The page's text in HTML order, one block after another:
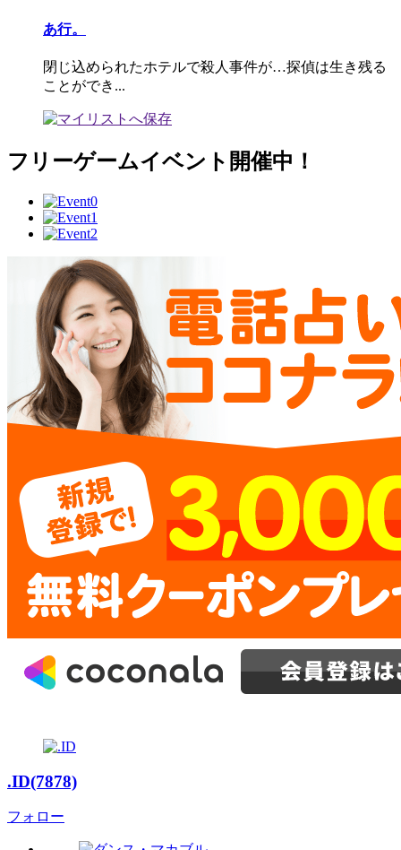
あ行。
閉じ込められたホテルで殺人事件が…探偵は生き残る
ことができ...
フリーゲームイベント開催中！
.ID(7878)
フォロー